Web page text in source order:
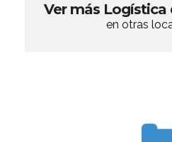
Ver más Logística
en otras